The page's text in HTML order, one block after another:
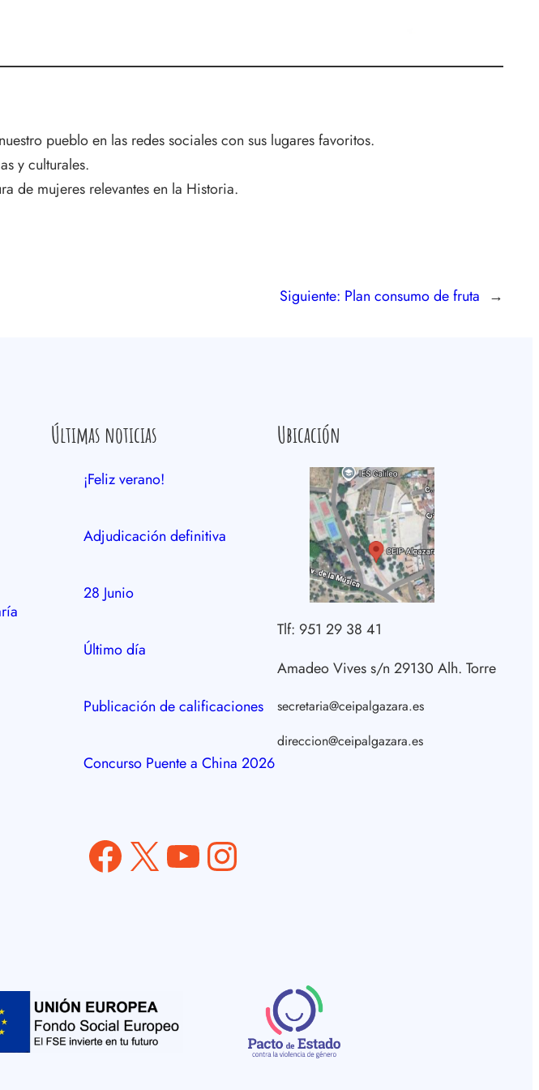
pueblo en las redes sociales con sus lugares favoritos.
y culturales.
de mujeres relevantes en la Historia.
Siguiente: Plan consumo de fruta →
Últimas noticias
¡Feliz verano!
Adjudicación definitiva
28 Junio
Último día
Publicación de calificaciones
Concurso Puente a China 2026
Ubicación
Tlf: 951 29 38 41
Amadeo Vives s/n 29130 Alh. Torre
secretaria@ceipalgazara.es
direccion@ceipalgazara.es
Facebook X YouTube Instagram